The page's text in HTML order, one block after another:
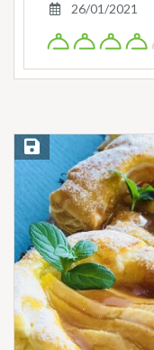
26/01/2021
Save Recipe